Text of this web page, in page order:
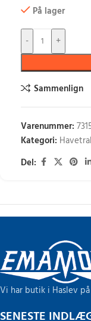
På lager
-
+
Sammenlign
Varenummer:
Kategori:
Del:
Vi har butik i Haslev
SENESTE